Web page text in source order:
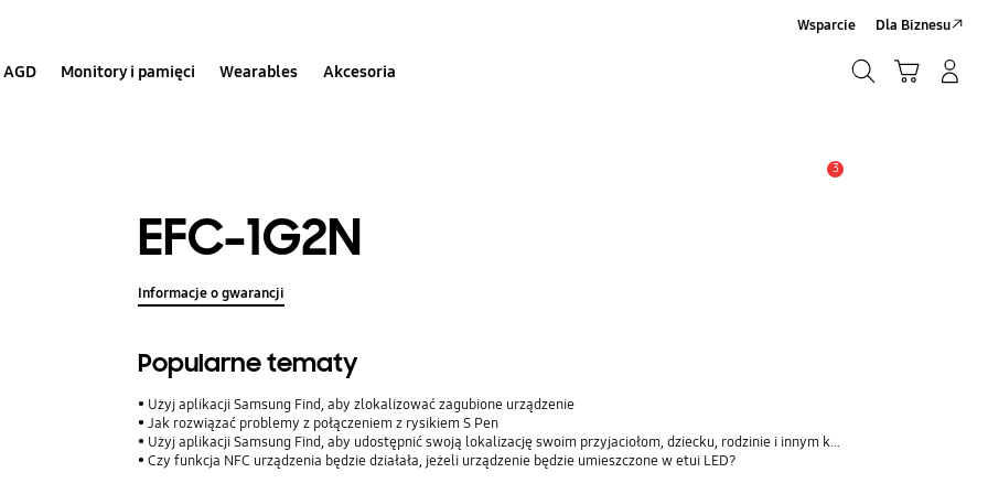
AGD Monitory i pamięci Wearables Akcesoria
Wsparcie Dla Biznesu
3
EFC-1G2N
Informacje o gwarancji
Popularne tematy
Użyj aplikacji Samsung Find, aby zlokalizować zagubione urządzenie
Jak rozwiązać problemy z połączeniem z rysikiem S Pen
Użyj aplikacji Samsung Find, aby udostępnić swoją lokalizację swoim przyjaciołom, dziecku, rodzinie i innym kontaktom
Czy funkcja NFC urządzenia będzie działała, jeżeli urządzenie będzie umieszczone w etui LED?